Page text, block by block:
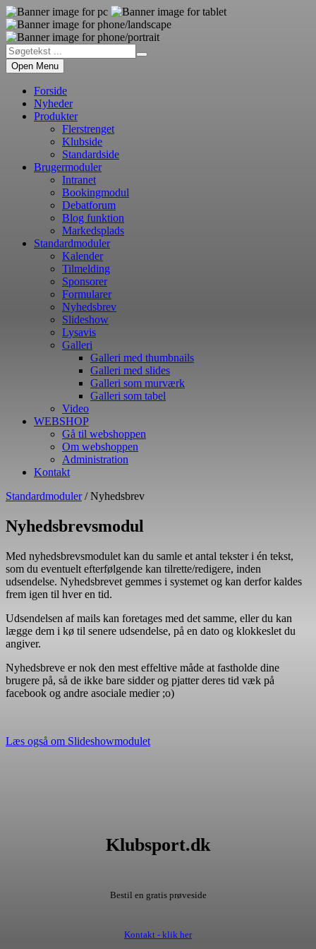
Open Menu
Forside
Nyheder
Produkter
Flerstrenget
Klubside
Standardside
Brugermoduler
Intranet
Bookingmodul
Debatforum
Blog funktion
Markedsplads
Standardmoduler
Kalender
Tilmelding
Sponsorer
Formularer
Nyhedsbrev
Slideshow
Lysavis
Galleri
Galleri med thumbnails
Galleri med slides
Galleri som murværk
Galleri som tabel
Video
WEBSHOP
Gå til webshoppen
Om webshoppen
Administration
Kontakt
Standardmoduler/ Nyhedsbrev
Nyhedsbrevsmodul
Med nyhedsbrevsmodulet kan du samle et antal tekster i én tekst,
som du eventuelt efterfølgende kan tilrette/redigere, inden
udsendelse. Nyhedsbrevet gemmes i systemet og kan derfor kaldes
frem igen til hver en tid.
Udsendelsen af mails kan foretages med det samme, eller du kan
lægge dem i kø til senere udsendelse, på en dato og klokkeslet du
angiver.
Nyhedsbreve er nok den mest effeltive måde at fastholde dine
brugere på, så de ikke bare sidder og pjatter deres tid væk på
facebook og andre asociale medier ;o)
Læs også om Slideshowmodulet
Klubsport.dk
Bestil en gratis prøveside
Kontakt - klik her